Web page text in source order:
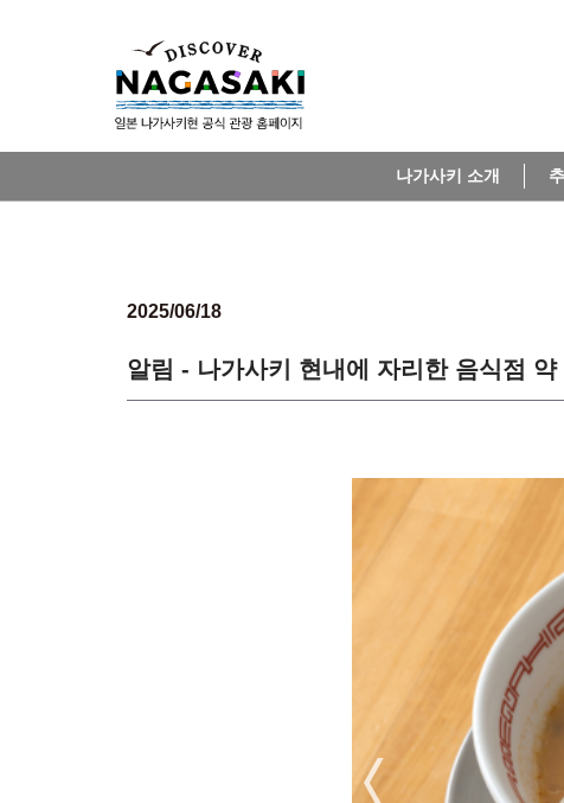
나가사키 소개
2025/06/18
알림 - 나가사키 현내에 자리한 음식점